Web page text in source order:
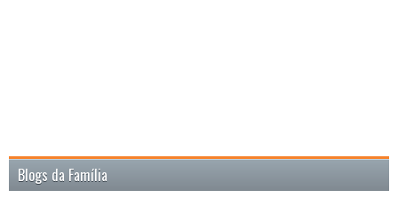
Blogs da Família